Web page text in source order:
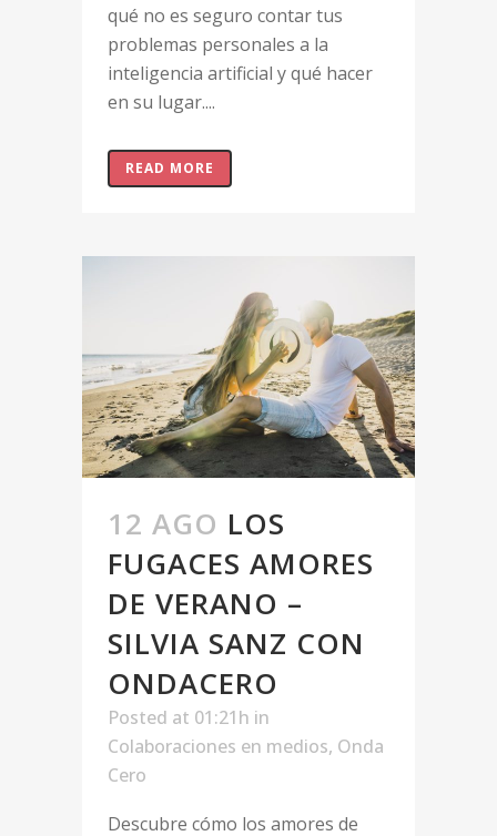
qué no es seguro contar tus
problemas personales a la
inteligencia artificial y qué hacer
en su lugar....
READ MORE
12 AGO LOS
FUGACES AMORES
DE VERANO –
SILVIA SANZ CON
ONDACERO
Posted at 01:21h in
Colaboraciones en medios, Onda
Cero
Descubre cómo los amores de